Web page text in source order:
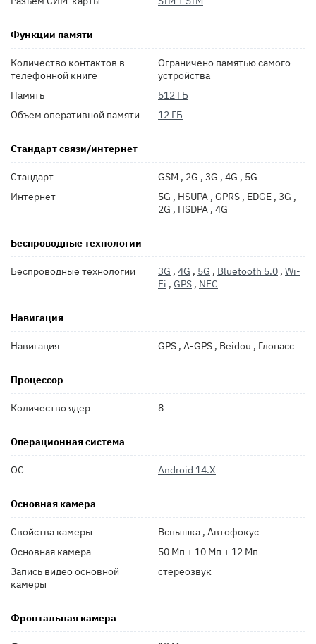
Функции памяти
Количество контактов в
телефонной книге
Ограничено памятью самого
устройства
Память
512 ГБ
Объем оперативной памяти
12 ГБ
Стандарт связи/интернет
Стандарт
GSM , 2G , 3G , 4G , 5G
Интернет
5G , HSUPA , GPRS , EDGE , 3G ,
2G , HSDPA , 4G
Беспроводные технологии
Беспроводные технологии 3G , 4G , 5G , Bluetooth 5.0 , Wi-
Fi , GPS , NFC
Навигация
Навигация GPS , A-GPS , Beidou , Глонасс
Процессор
Количество ядер 8
Операционная система
ОС Android 14.X
Основная камера
Свойства камеры
Вспышка , Автофокус
Основная камера
50 Мп + 10 Мп + 12 Мп
Запись видео основной
камеры
стереозвук
Фронтальная камера